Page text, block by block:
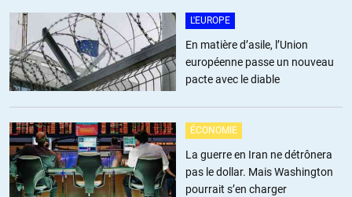
Les médias contribuent à détruire nos capacité d’adaptations
et de compréhension.
+6
Krystyna Hawrot//07.01.2016 à 12h57
Concernant l’article c’est exactement la question: il faut imaginer ce
que cela veut dire pour un peuple entier ou plusieurs peuples d’avoir
un 13 novembre tous les jours, comment en Irak depuis 2003 – quel
L'EUROPE
En matière d’asile, l’Union
européenne passe un nouveau
pacte avec le diable
ÉCONOMIE
La guerre en Iran ne détrônera
pas le dollar. Mais Washington
pourrait s’en charger